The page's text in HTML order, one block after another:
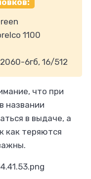
1100
6гб, 16/512
что при
названии
в выдаче, а
как теряются